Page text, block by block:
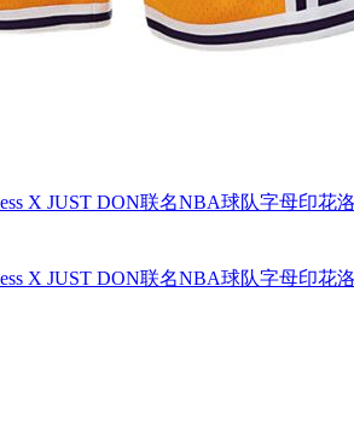
X JUST DON联名NBA球队字母印
X JUST DON联名NBA球队字母印